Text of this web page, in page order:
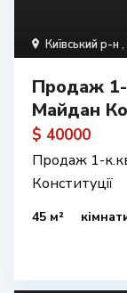
Київський р-н ,
Продаж
Майдан
$ 40000
Продаж 1-
Конституції
45 м²